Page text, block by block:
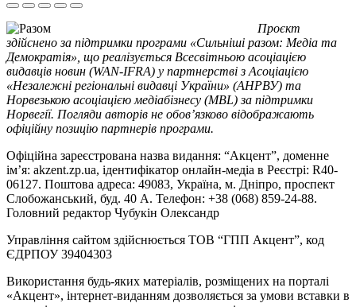
Проєкт
здійснено за підтримки програми «Сильніші разом: Медіа та
Демократія», що реалізується Всесвітньою асоціацією
видавців новин (WAN-IFRA) у партнерстві з Асоціацією
«Незалежні регіональні видавці України» (АНРВУ) та
Норвезькою асоціацією медіабізнесу (MBL) за підтримки
Норвегії. Погляди авторів не обов’язково відображають
офіційну позицію партнерів програми.
Офіційна зареєстрована назва видання: “Акцент”, доменне
ім’я: akzent.zp.ua, ідентифікатор онлайн-медіа в Реєстрі: R40-
06127. Поштова адреса: 49083, Україна, м. Дніпро, проспект
Слобожанський, буд. 40 А. Телефон: +38 (068) 859-24-88.
Головний редактор Чубукін Олександр
Управління сайтом здійснюється ТОВ “ГПП Акцент”, код
ЄДРПОУ 39404303
Використання будь-яких матеріалів, розміщених на порталі
«Акцент», інтернет-виданням дозволяється за умови вставки в